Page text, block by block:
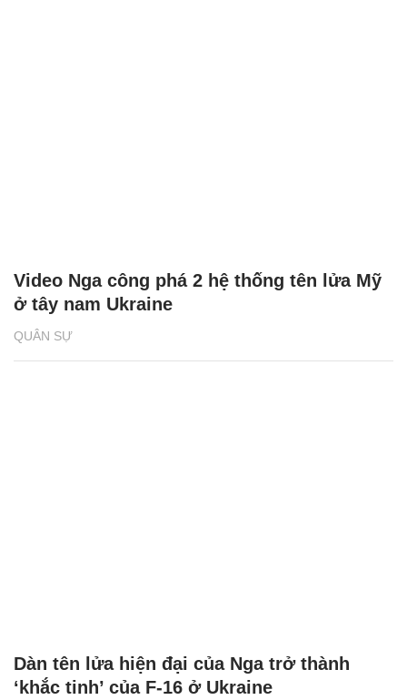
QUÂN SỰ
Video Nga công phá 2 hệ thống tên lửa Mỹ
ở tây nam Ukraine
Dàn tên lửa hiện đại của Nga trở thành
‘khắc tinh’ của F-16 ở Ukraine